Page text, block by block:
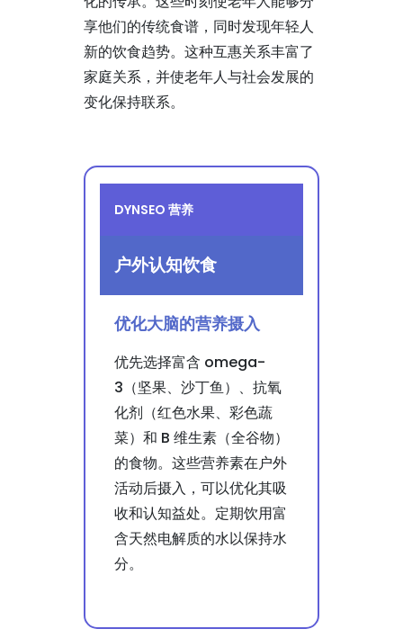
享他们的传统食谱，同时发现年轻人
新的饮食趋势。这种互惠关系丰富了
家庭关系，并使老年人与社会发展的
变化保持联系。
DYNSEO 营养
户外认知饮食
优化大脑的营养摄入
优先选择富含 omega-
3（坚果、沙丁鱼）、抗氧
化剂（红色水果、彩色蔬
菜）和 B 维生素（全谷物）
的食物。这些营养素在户外
活动后摄入，可以优化其吸
收和认知益处。定期饮用富
含天然电解质的水以保持水
分。